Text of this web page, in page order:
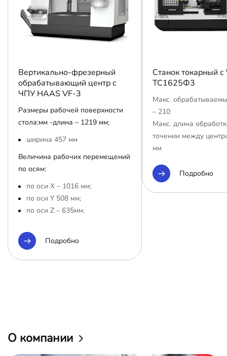
Вертикально-фрезерный
обрабатывающий центр с
ЧПУ HAAS VF-3
Размеры рабочей поверхности
стола:мм -длина – 1219 мм;
ширина 457 мм
Величина рабочих перемещений
по осям:
по оси Х – 1016 мм;
по оси Y 508 мм;
по оси Z – 635мм.
Подробно
Станок токарный
ТС1625Ф3
Макс.
– 210
Макс. длина
точении между
мм
Подробно
О компании